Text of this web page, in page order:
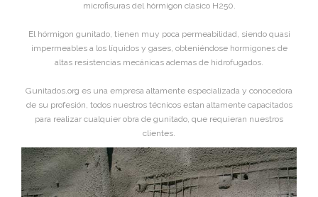
microfisuras del hórmigon clasico H250.
El hórmigon gunitado, tienen muy poca permeabilidad, siendo quasi
impermeables a los líquidos y gases, obteniéndose hormigones de
altas resistencias mecánicas ademas de hidrofugados.
Gunitados.org es una empresa altamente especializada y conocedora
de su profesión, todos nuestros técnicos estan altamente capacitados
para realizar cualquier obra de gunitado, que requieran nuestros
clientes.